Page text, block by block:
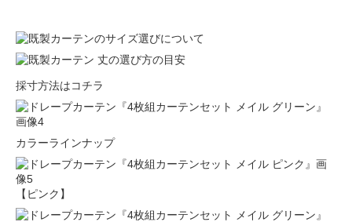
採寸方法はコチラ
カラーラインナップ
【ピンク】